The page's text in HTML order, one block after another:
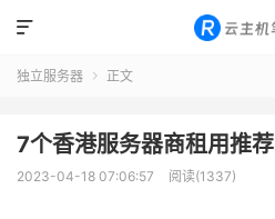

独立服务器  正文
7个香港服务器商租用推
2023-04-18 07:06:57 阅读(1337)